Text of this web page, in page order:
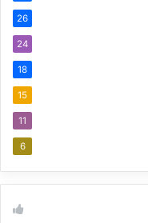
26
24
18
15
11
6